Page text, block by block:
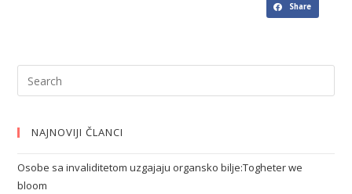
Share
NAJNOVIJI ČLANCI
Osobe sa invaliditetom uzgajaju organsko bilje:Togheter we
bloom